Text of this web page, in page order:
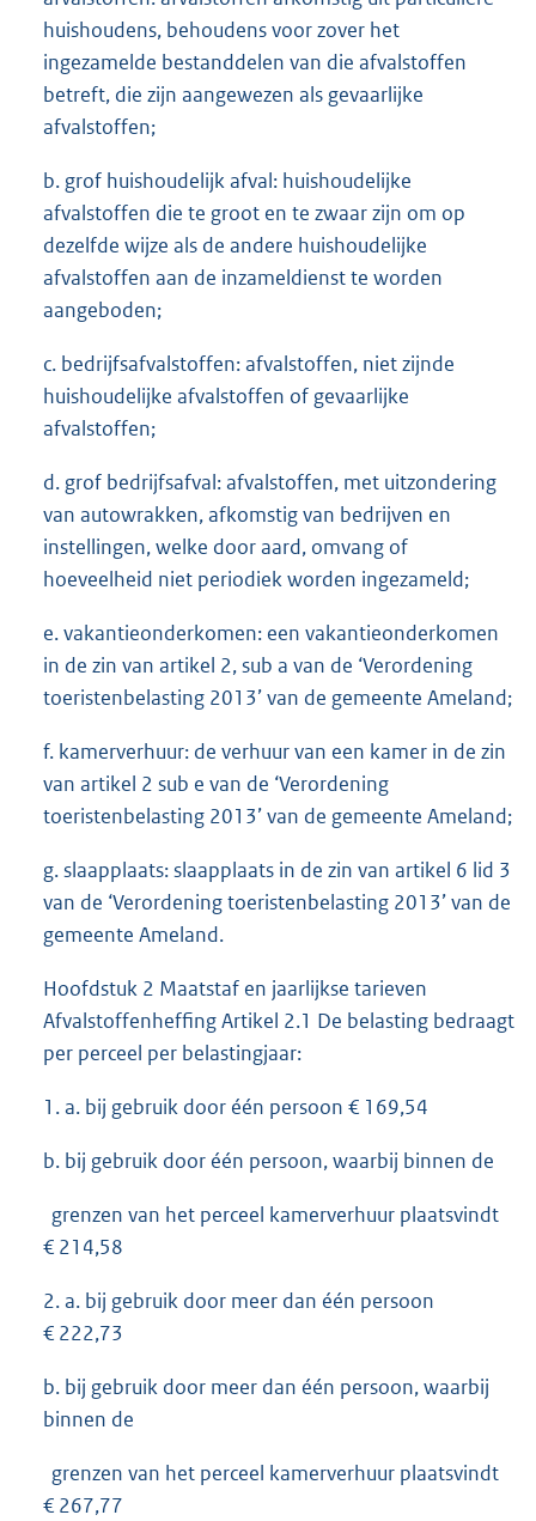
huishoudens, behoudens voor zover het
ingezamelde bestanddelen van die afvalstoffen
betreft, die zijn aangewezen als gevaarlijke
afvalstoffen;
b. grof huishoudelijk afval: huishoudelijke
afvalstoffen die te groot en te zwaar zijn om op
dezelfde wijze als de andere huishoudelijke
afvalstoffen aan de inzameldienst te worden
aangeboden;
c. bedrijfsafvalstoffen: afvalstoffen, niet zijnde
huishoudelijke afvalstoffen of gevaarlijke
afvalstoffen;
d. grof bedrijfsafval: afvalstoffen, met uitzondering
van autowrakken, afkomstig van bedrijven en
instellingen, welke door aard, omvang of
hoeveelheid niet periodiek worden ingezameld;
e. vakantieonderkomen: een vakantieonderkomen
in de zin van artikel 2, sub a van de ‘Verordening
toeristenbelasting 2013’ van de gemeente Ameland;
f. kamerverhuur: de verhuur van een kamer in de zin
van artikel 2 sub e van de ‘Verordening
toeristenbelasting 2013’ van de gemeente Ameland;
g. slaapplaats: slaapplaats in de zin van artikel 6 lid 3
van de ‘Verordening toeristenbelasting 2013’ van de
gemeente Ameland.
Hoofdstuk 2 Maatstaf en jaarlijkse tarieven
Afvalstoffenheffing Artikel 2.1 De belasting bedraagt
per perceel per belastingjaar:
1. a. bij gebruik door één persoon € 169,54
b. bij gebruik door één persoon, waarbij binnen de
grenzen van het perceel kamerverhuur plaatsvindt
€ 214,58
2. a. bij gebruik door meer dan één persoon
€ 222,73
b. bij gebruik door meer dan één persoon, waarbij
binnen de
grenzen van het perceel kamerverhuur plaatsvindt
€ 267,77